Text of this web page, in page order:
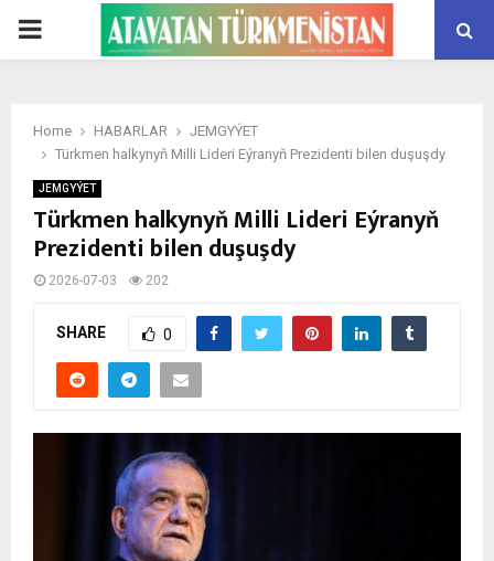
PRIMARY
Home HABARLAR
JEMGYÝET
Türkmen halkynyň Milli Lideri Eýranyň Prezidenti bilen duşuşdy
JEMGYÝET
Türkmen halkynyň Milli Lideri Eýranyň
Prezidenti bilen duşuşdy
2026-07-03 202
SHARE 0